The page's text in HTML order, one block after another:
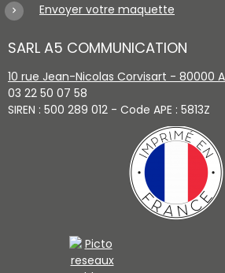
Envoyer votre maquette
SARL A5 COMMUNICATION
10 rue Jean-Nicolas Corvisart - 80000
03 22 50 07 58
SIREN : 500 289 012 - Code APE : 5813Z